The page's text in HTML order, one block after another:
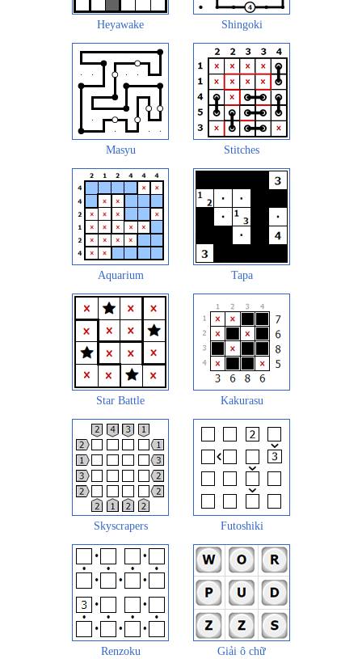
Heyawake Shingoki
Masyu Stitches
Aquarium Tapa
Star Battle Kakurasu
Skyscrapers Futoshiki
Renzoku Giải ô chữ